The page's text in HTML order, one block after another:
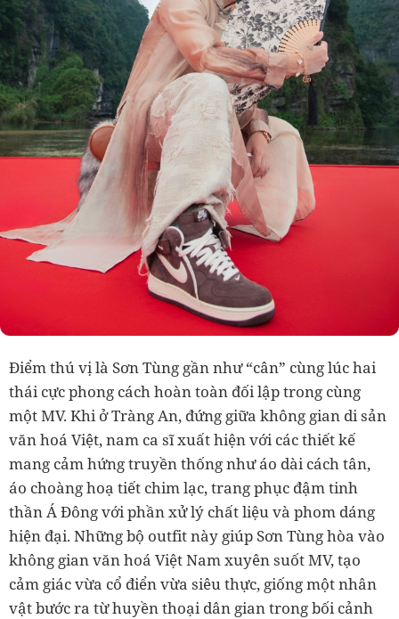
Điểm thú vị là Sơn Tùng gần như “cân” cùng lúc hai
thái cực phong cách hoàn toàn đối lập trong cùng
một MV. Khi ở Tràng An, đứng giữa không gian di sản
văn hoá Việt, nam ca sĩ xuất hiện với các thiết kế
mang cảm hứng truyền thống như áo dài cách tân,
áo choàng hoạ tiết chim lạc, trang phục đậm tinh
thần Á Đông với phần xử lý chất liệu và phom dáng
hiện đại. Những bộ outfit này giúp Sơn Tùng hòa vào
không gian văn hoá Việt Nam xuyên suốt MV, tạo
cảm giác vừa cổ điển vừa siêu thực, giống một nhân
vật bước ra từ huyền thoại dân gian trong bối cảnh